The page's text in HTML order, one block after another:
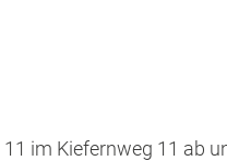
im Kiefernweg 11 ab